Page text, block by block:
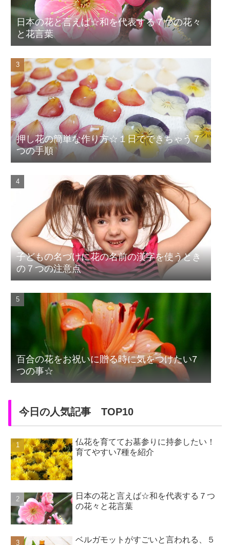
日本の花と言えば☆和を代表する７つの花々
と花言葉
押し花の簡単な作り方☆１日でできちゃう７
つの手順
子どもの名づけに花の名前の漢字を使うとき
の７つの注意点
百合の花をお祝いに贈る時に気をつけたい7
つの事☆
今日の人気記事 TOP10
仏花を育ててお墓参りに持参したい！
育てやすい7種を紹介
日本の花と言えば☆和を代表する７つ
の花々と花言葉
ベルガモットがすごいと言われる、５